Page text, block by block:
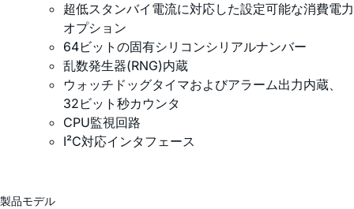
超低スタンバイ電流に対応した設定可能な消費電力
オプション
64ビットの固有シリコンシリアルナンバー
乱数発生器(RNG)内蔵
ウォッチドッグタイマおよびアラーム出力内蔵、
32ビット秒カウンタ
CPU監視回路
I²C対応インタフェース
製品モデル